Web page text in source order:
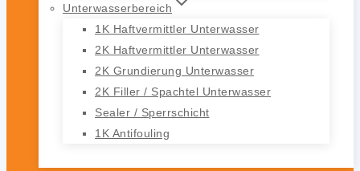
Unterwasserbereich
1K Haftvermittler Unterwasser
2K Haftvermittler Unterwasser
2K Grundierung Unterwasser
2K Filler / Spachtel Unterwasser
Sealer / Sperrschicht
1K Antifouling